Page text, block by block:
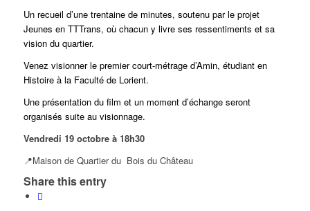
Un recueil d’une trentaine de minutes, soutenu par le projet
Jeunes en TTTrans, où chacun y livre ses ressentiments et sa
vision du quartier.
Venez visionner le premier court-métrage d’Amin, étudiant en
Histoire à la Faculté de Lorient.
Une présentation du film et un moment d’échange seront
organisés suite au visionnage.
Vendredi 19 octobre à 18h30
📍Maison de Quartier du Bois du Château
Share this entry